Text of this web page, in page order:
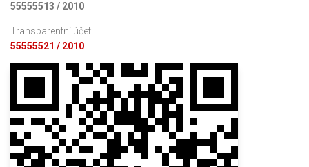
55555513 / 2010
Transparentní účet:
55555521 / 2010